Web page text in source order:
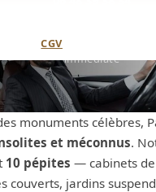
(CGV) · Paiement
immédiate
monuments célèbres,
et méconnus.
10 pépites — cabinets
couverts, jardins